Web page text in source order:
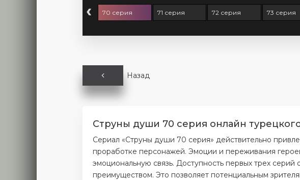
‹ 70 серия 71 серия 72 серия 73 серия
Назад
Струны души 70 серия онлайн
Сериал «Струны души 70 серия» действительно
проработке персонажей. Эмоции и переживания
эмоциональную связь. Доступность первых трех
преимуществом. Это позволяет потенциальным